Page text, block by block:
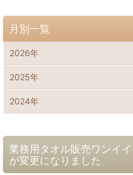
業務用タオル販売ワンイ
が変更になりました
月別一覧
2026年
2025年
2024年